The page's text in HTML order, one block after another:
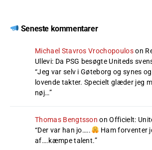
Seneste kommentarer
Michael Stavros Vrochopouloson
Ullevi: Da PSG besøgte Uniteds
“Jeg var selv i Gøteborg og synes
lovende takter. Specielt glæder jeg
nøj…”
Thomas Bengtsson onOfficielt:
“Der var han jo…..
Ham forventer
af….kæmpe talent.”